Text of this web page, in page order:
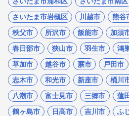
さいたま市岩槻区
川越市 熊谷
秩父市
所沢市 飯能市 加須
春日部市
狭山市 羽生市 鴻
草加市
越谷市 蕨市 戸田市
志木市
和光市 新座市 桶川
八潮市
富士見市 三郷市 蓮
鶴ヶ島市
日高市 吉川市 ふ